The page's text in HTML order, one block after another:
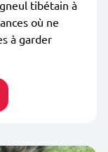
tibétain à
où ne
à garder